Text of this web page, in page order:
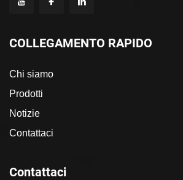
COLLEGAMENTO RAPIDO
Chi siamo
Prodotti
Notizie
Contattaci
Contattaci